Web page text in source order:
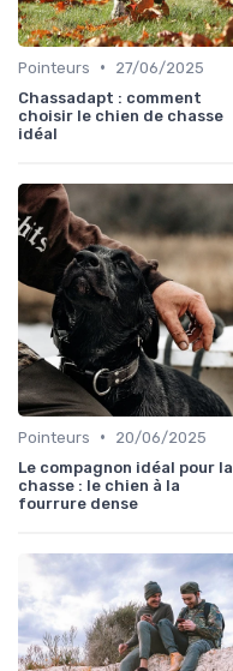
Pointeurs •
27/06/2025
Chassadapt : comment
choisir le chien de chasse
idéal
Pointeurs •
20/06/2025
Le compagnon idéal pour la
chasse : le chien à la
fourrure dense